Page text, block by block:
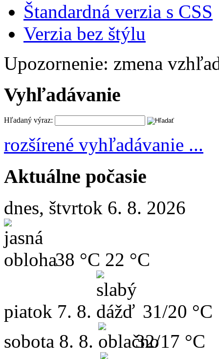
Štandardná verzia s CSS
Verzia bez štýlu
Upozornenie: zmena
Vyhľadávanie
Hľadaný výraz:
rozšírené vyhľadávanie ...
Aktuálne počasie
dnes, štvrtok 6. 8. 2026
38 °C 22 °C
piatok 7. 8.
31/20 °C
sobota 8. 8.
32/17 °C